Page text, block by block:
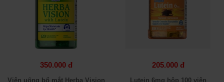
350.000 đ
Viên uống bổ mắt Herba Vision
205.000 đ
Lutein 6mg hộp 100 viên